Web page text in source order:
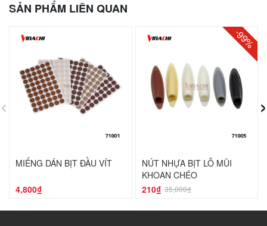
SẢN PHẨM LIÊN QUAN
MIẾNG DÁN BỊT ĐẦU VÍT
4,800₫
-99%
NÚT NHỰA BỊT LỖ MŨI
KHOAN CHÉO
210₫ 35,000₫
‹ ›